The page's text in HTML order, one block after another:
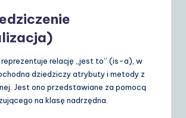
relację „jest to” (is-a), w
dziedziczy atrybuty i metody z
Jest ono przedstawiane za pomocą
na klasę nadrzędna.